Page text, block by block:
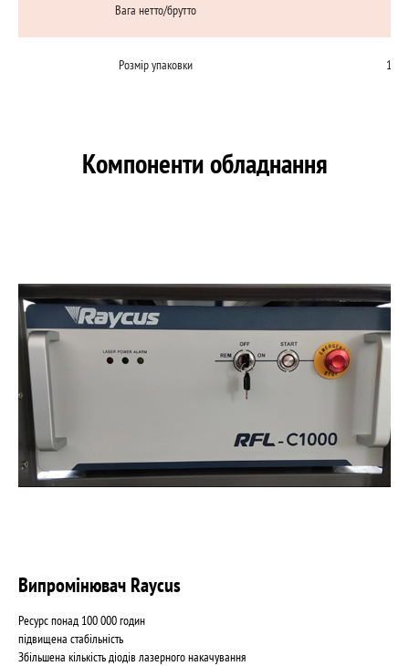
Вага нетто/брутто
Розмір упаковки
Компоненти обладнання
Випромінювач Raycus
Ресурс понад 100 000 годин
підвищена стабільність
Збільшена кількість діодів лазерного накачування